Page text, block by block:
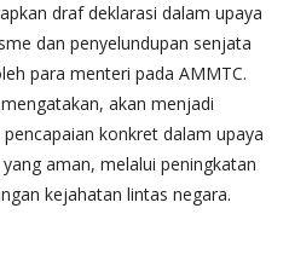
draf deklarasi dalam upaya
dan penyelundupan senjata
para menteri pada AMMTC.
akan menjadi
konkret dalam upaya
aman, melalui peningkatan
kejahatan lintas negara.